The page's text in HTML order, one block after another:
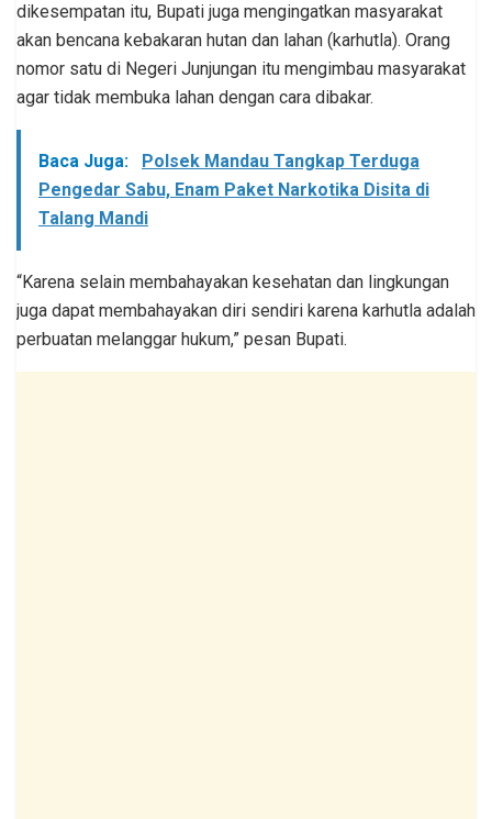
dikesempatan itu, Bupati juga mengingatkan masyarakat
akan bencana kebakaran hutan dan lahan (karhutla). Orang
nomor satu di Negeri Junjungan itu mengimbau masyarakat
agar tidak membuka lahan dengan cara dibakar.
Baca Juga:
Polsek Mandau Tangkap Terduga
Pengedar Sabu, Enam Paket Narkotika Disita di
Talang Mandi
“Karena selain membahayakan kesehatan dan lingkungan
juga dapat membahayakan diri sendiri karena karhutla adalah
perbuatan melanggar hukum,” pesan Bupati.